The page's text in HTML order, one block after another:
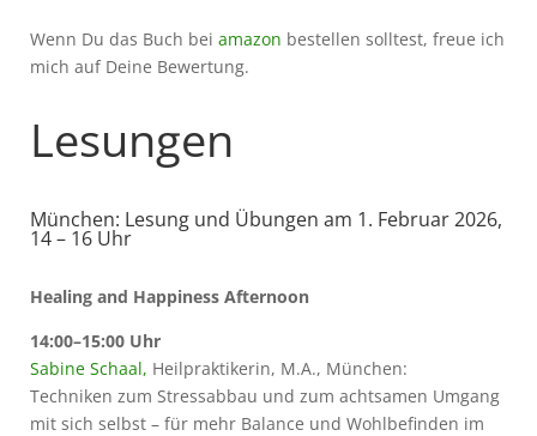
Wenn Du das Buch bei amazon bestellen solltest, freue ich
mich auf Deine Bewertung.
Lesungen
München: Lesung und Übungen am 1. Februar 2026,
14 – 16 Uhr
Healing and Happiness Afternoon
14:00–15:00 Uhr
Sabine Schaal, Heilpraktikerin, M.A., München:
Techniken zum Stressabbau und zum achtsamen Umgang
mit sich selbst – für mehr Balance und Wohlbefinden im